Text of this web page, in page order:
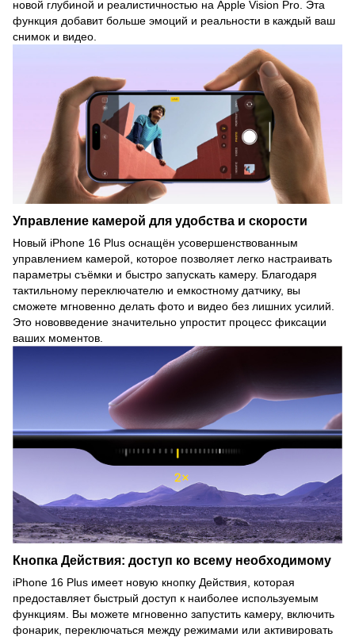
новой глубиной и реалистичностью на Apple Vision Pro. Эта
функция добавит больше эмоций и реальности в каждый ваш
снимок и видео.
Управление камерой для удобства и скорости
Новый iPhone 16 Plus оснащён усовершенствованным
управлением камерой, которое позволяет легко настраивать
параметры съёмки и быстро запускать камеру. Благодаря
тактильному переключателю и емкостному датчику, вы
сможете мгновенно делать фото и видео без лишних усилий.
Это нововведение значительно упростит процесс фиксации
ваших моментов.
Кнопка Действия: доступ ко всему необходимому
iPhone 16 Plus имеет новую кнопку Действия, которая
предоставляет быстрый доступ к наиболее используемым
функциям. Вы можете мгновенно запустить камеру, включить
фонарик, переключаться между режимами или активировать